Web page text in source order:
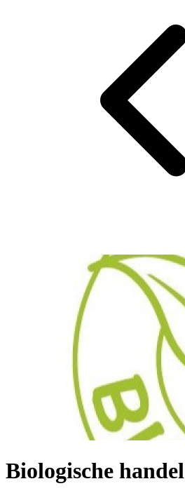
Biologische handel